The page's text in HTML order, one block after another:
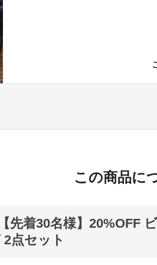
この商品に
先着30名様】20%OFF
点セット